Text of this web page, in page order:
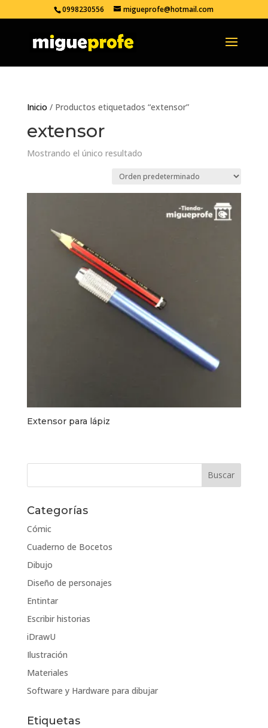
0998230556 migueprofe@hotmail.com
Inicio / Productos etiquetados “extensor”
extensor
Mostrando el único resultado
Extensor para lápiz
Categorías
Cómic
Cuaderno de Bocetos
Dibujo
Diseño de personajes
Entintar
Escribir historias
iDrawU
Ilustración
Materiales
Software y Hardware para dibujar
Etiquetas